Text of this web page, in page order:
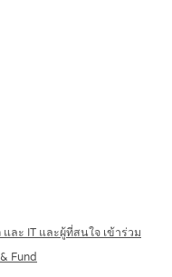
ละ IT และผู้ที่สนใจ เข้าร่วม
Fund